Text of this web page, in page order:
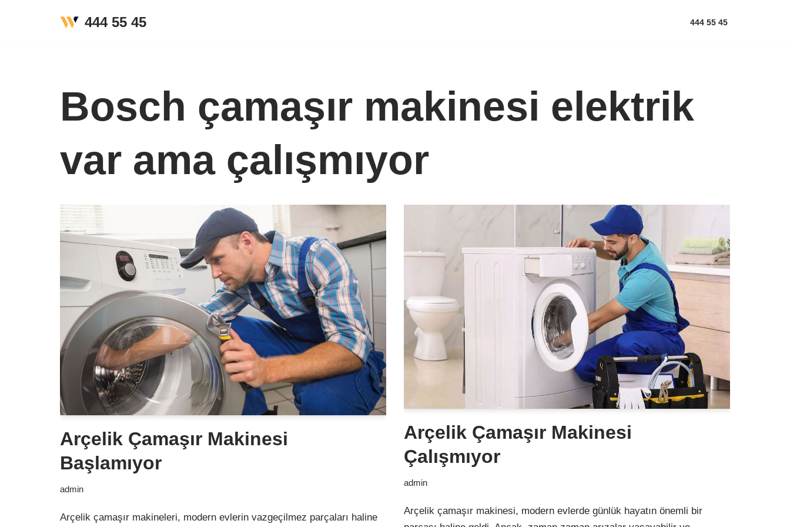
444 55 45 444 55 45
Bosch çamaşır makinesi elektrik
var ama çalışmıyor
Arçelik Çamaşır Makinesi
Başlamıyor
admin
Arçelik çamaşır makineleri, modern evlerin vazgeçilmez parçaları haline
Arçelik Çamaşır Makinesi
Çalışmıyor
admin
Arçelik çamaşır makinesi, modern evlerde günlük hayatın önemli bir